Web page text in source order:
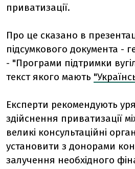
приватизації.
Про це сказано в
підсумкового документа -
- "Програми підтримки
текст якого мають
Експерти рекомендують
здійснення приватизації
великі консультаційні
установити з донорами
залучення необхідного